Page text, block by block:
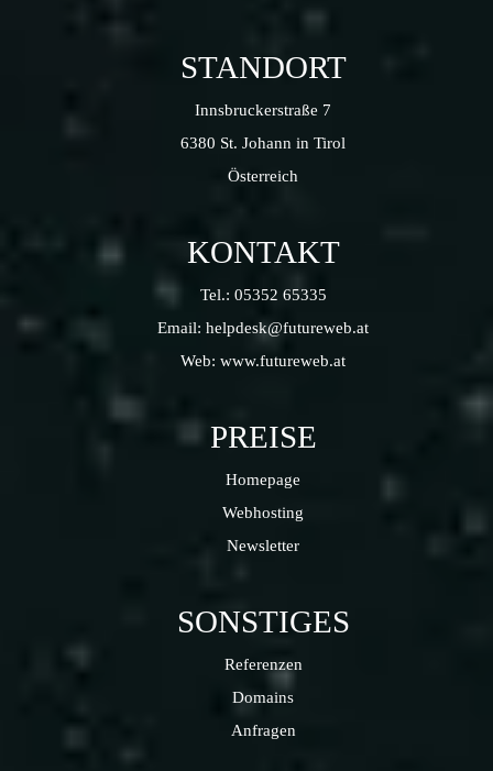
STANDORT
Innsbruckerstraße 7
6380 St. Johann in Tirol
Österreich
KONTAKT
Tel.: 05352 65335
Email: helpdesk@futureweb.at
Web: www.futureweb.at
PREISE
Homepage
Webhosting
Newsletter
SONSTIGES
Referenzen
Domains
Anfragen